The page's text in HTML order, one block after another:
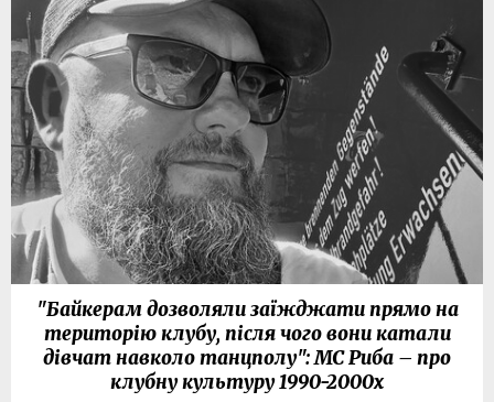
"Байкерам дозволяли заїжджати прямо на
територію клубу, після чого вони катали
дівчат навколо танцполу": МС Риба – про
клубну культуру 1990-2000х